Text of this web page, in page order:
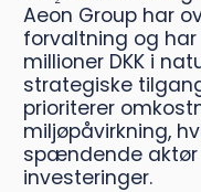
Aeon Group har
forvaltning og
millioner DKK i
strategiske
prioriterer
miljøpåvirkning,
spændende
investeringer.